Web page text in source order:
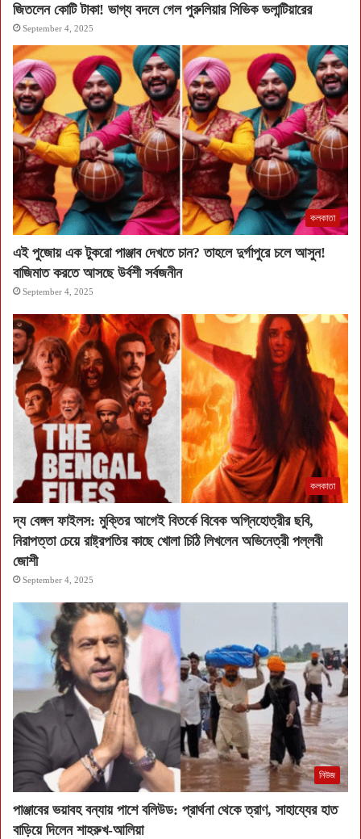
জিতলেন কোটি টাকা! ভাগ্য বদলে গেল পুরুলিয়ার সিভিক ভলান্টিয়ারের
September 4, 2025
কলকাতা
এই পুজোয় এক টুকরো পাঞ্জাব দেখতে চান? তাহলে দুর্গাপুরে চলে আসুন!
বাজিমাত করতে আসছে উর্বশী সর্বজনীন
September 4, 2025
কলকাতা
দ্য বেঙ্গল ফাইলস: মুক্তির আগেই বিতর্কে বিবেক অগ্নিহোত্রীর ছবি,
নিরাপত্তা চেয়ে রাষ্ট্রপতির কাছে খোলা চিঠি লিখলেন অভিনেত্রী পল্লবী
জোশী
September 4, 2025
নিউজ
পাঞ্জাবের ভয়াবহ বন্যায় পাশে বলিউড: প্রার্থনা থেকে ত্রাণ, সাহায্যের হাত
বাড়িয়ে দিলেন শাহরুখ-আলিয়া